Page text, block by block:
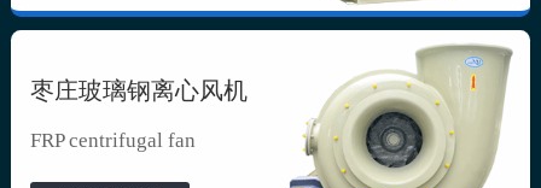
枣庄玻璃钢离心风机
FRP centrifugal fan